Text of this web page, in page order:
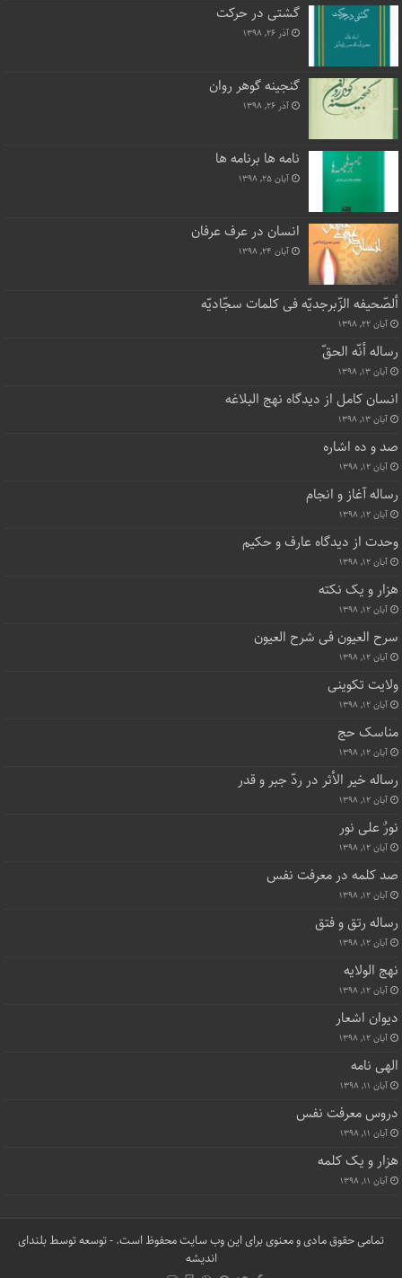
گشتی در حرکت
آذر ۲۶, ۱۳۹۸
گنجینه گوهر روان
آذر ۲۶, ۱۳۹۸
نامه ها برنامه ها
آبان ۲۵, ۱۳۹۸
انسان در عرف عرفان
آبان ۲۴, ۱۳۹۸
ألصّحیفه الزّبرجدیّه فی کلمات سجّادیّه
آبان ۲۲, ۱۳۹۸
رساله أنّه الحقّ
آبان ۱۳, ۱۳۹۸
انسان کامل از دیدگاه نهج البلاغه
آبان ۱۳, ۱۳۹۸
صد و ده اشاره
آبان ۱۲, ۱۳۹۸
رساله آغاز و انجام
آبان ۱۲, ۱۳۹۸
وحدت از دیدگاه عارف و حکیم
آبان ۱۲, ۱۳۹۸
هزار و یک نکته
آبان ۱۲, ۱۳۹۸
سرح العیون فی شرح العیون
آبان ۱۲, ۱۳۹۸
ولایت تکوینی
آبان ۱۲, ۱۳۹۸
مناسک حج
آبان ۱۲, ۱۳۹۸
رساله خیر الأثر در ردّ جبر و قدر
آبان ۱۲, ۱۳۹۸
نورٌ علی نور
آبان ۱۲, ۱۳۹۸
صد کلمه در معرفت نفس
آبان ۱۲, ۱۳۹۸
رساله رتق و فتق
آبان ۱۲, ۱۳۹۸
نهج الولایه
آبان ۱۲, ۱۳۹۸
دیوان اشعار
آبان ۱۲, ۱۳۹۸
الهی نامه
آبان ۱۱, ۱۳۹۸
دروس معرفت نفس
آبان ۱۱, ۱۳۹۸
هزار و یک کلمه
آبان ۱۱, ۱۳۹۸
تمامی حقوق مادی و معنوی برای این وب سایت محفوظ است. - توسعه توسطبلندای
اندیشه